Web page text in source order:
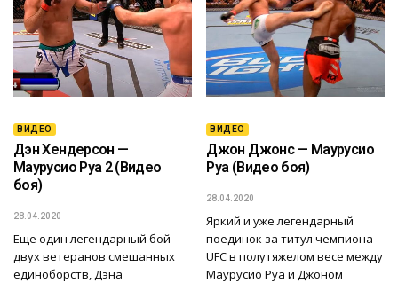
ВИДЕО
Джон Джонс — Маурусио
Руа (Видео боя)
28.04.2020
Яркий и уже легендарный
поединок за титул чемпиона
UFC в полутяжелом весе между
Маурусио Руа и Джоном
ВИДЕО
Дэн Хендерсон —
Маурусио Руа 2 (Видео
боя)
28.04.2020
Еще один легендарный бой
двух ветеранов смешанных
единоборств, Дэна